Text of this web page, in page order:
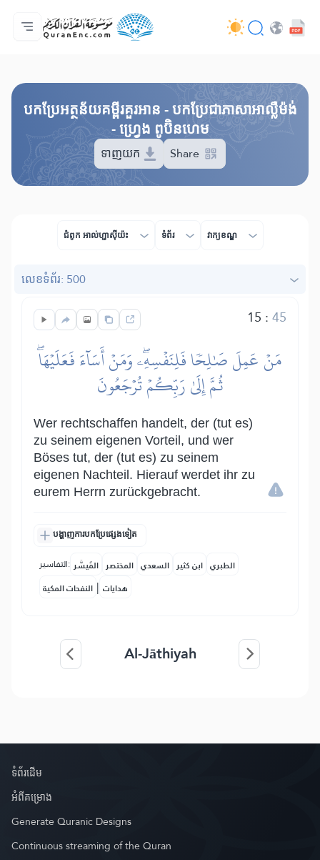
ទំព័រ​ដេីម
មាតិកានៃការបកប្រែ
Audio
សេវាកម្មសម្រាប់អ្នកអភិវឌ្ឍន៍ - API
អំពី​គម្រោង
ទំនាក់ទំងមកកាន់យើងខ្ញុំ
ភាសា
បកប្រែអត្ថន័យគម្ពីរគួរអាន - បកប្រែជាភាសាអាល្លឺម៉ង់
- ហ្វ្រេង ពូប៊ិនហេម
ទាញយក Share
ជំពូក​ អាល់ហ្ជាស៊ីយ៉ះ ទំព័រ វាក្យខណ្ឌ
លេខ​ទំព័រ: 500
15 :45
مَنۡ عَمِلَ صَٰلِحٗا فَلِنَفۡسِهِۦۖ وَمَنۡ أَسَآءَ فَعَلَيۡهَاۖ
ثُمَّ إِلَىٰ رَبِّكُمۡ تُرۡجَعُونَ
Wer rechtschaffen handelt, der (tut es)
zu seinem eigenen Vorteil, und wer
Böses tut, der (tut es) zu seinem
eigenen Nachteil. Hierauf werdet ihr zu
eurem Herrn zurückgebracht.
បង្ហាញការបកប្រែផ្សេងទៀត
التفاسير: المُيسَّر المختصر السعدي ابن كثير الطبري
النفحات المكية | هدايات
Al-Jāthiyah
ទំព័រ​ដេីម
អំពី​គម្រោង
Generate Quranic Designs
Continuous streaming of the Quran